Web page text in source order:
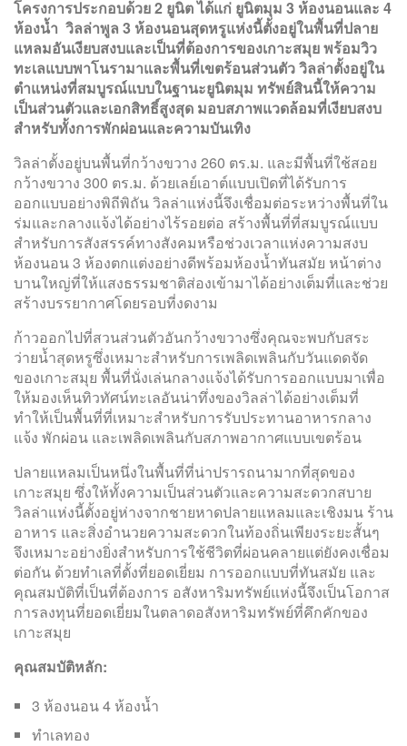
โครงการประกอบด้วย 2 ยูนิต ได้แก่ ยูนิตมุม 3 ห้องนอนและ 4
ห้องน้ำ วิลล่าพูล 3 ห้องนอนสุดหรูแห่งนี้ตั้งอยู่ในพื้นที่ปลาย
แหลมอันเงียบสงบและเป็นที่ต้องการของเกาะสมุย พร้อมวิว
ทะเลแบบพาโนรามาและพื้นที่เขตร้อนส่วนตัว วิลล่าตั้งอยู่ใน
ตำแหน่งที่สมบูรณ์แบบในฐานะยูนิตมุม ทรัพย์สินนี้ให้ความ
เป็นส่วนตัวและเอกสิทธิ์สูงสุด มอบสภาพแวดล้อมที่เงียบสงบ
สำหรับทั้งการพักผ่อนและความบันเทิง
วิลล่าตั้งอยู่บนพื้นที่กว้างขวาง 260 ตร.ม. และมีพื้นที่ใช้สอย
กว้างขวาง 300 ตร.ม. ด้วยเลย์เอาต์แบบเปิดที่ได้รับการ
ออกแบบอย่างพิถีพิถัน วิลล่าแห่งนี้จึงเชื่อมต่อระหว่างพื้นที่ใน
ร่มและกลางแจ้งได้อย่างไร้รอยต่อ สร้างพื้นที่ที่สมบูรณ์แบบ
สำหรับการสังสรรค์ทางสังคมหรือช่วงเวลาแห่งความสงบ
ห้องนอน 3 ห้องตกแต่งอย่างดีพร้อมห้องน้ำทันสมัย ​​หน้าต่าง
บานใหญ่ที่ให้แสงธรรมชาติส่องเข้ามาได้อย่างเต็มที่และช่วย
สร้างบรรยากาศโดยรอบที่งดงาม
ก้าวออกไปที่สวนส่วนตัวอันกว้างขวางซึ่งคุณจะพบกับสระ
ว่ายน้ำสุดหรูซึ่งเหมาะสำหรับการเพลิดเพลินกับวันแดดจัด
ของเกาะสมุย พื้นที่นั่งเล่นกลางแจ้งได้รับการออกแบบมาเพื่อ
ให้มองเห็นทิวทัศน์ทะเลอันน่าทึ่งของวิลล่าได้อย่างเต็มที่
ทำให้เป็นพื้นที่ที่เหมาะสำหรับการรับประทานอาหารกลาง
แจ้ง พักผ่อน และเพลิดเพลินกับสภาพอากาศแบบเขตร้อน
ปลายแหลมเป็นหนึ่งในพื้นที่ที่น่าปรารถนามากที่สุดของ
เกาะสมุย ซึ่งให้ทั้งความเป็นส่วนตัวและความสะดวกสบาย
วิลล่าแห่งนี้ตั้งอยู่ห่างจากชายหาดปลายแหลมและเชิงมน ร้าน
อาหาร และสิ่งอำนวยความสะดวกในท้องถิ่นเพียงระยะสั้นๆ
จึงเหมาะอย่างยิ่งสำหรับการใช้ชีวิตที่ผ่อนคลายแต่ยังคงเชื่อม
ต่อกัน ด้วยทำเลที่ตั้งที่ยอดเยี่ยม การออกแบบที่ทันสมัย ​​และ
คุณสมบัติที่เป็นที่ต้องการ อสังหาริมทรัพย์แห่งนี้จึงเป็นโอกาส
การลงทุนที่ยอดเยี่ยมในตลาดอสังหาริมทรัพย์ที่คึกคักของ
เกาะสมุย
คุณสมบัติหลัก:
3 ห้องนอน 4 ห้องน้ำ
ทำเลทอง